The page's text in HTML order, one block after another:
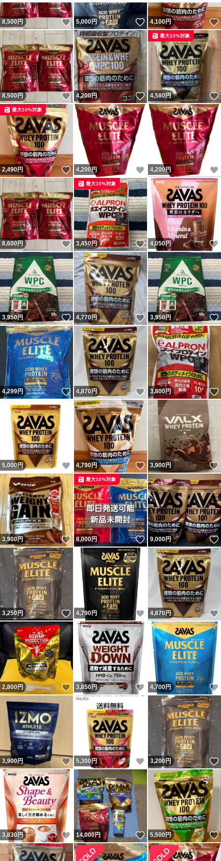
8,500円 いいね！
5,000円 いいね！
4,100円
8,500円 いいね！
4,200円 いいね！
4,580円
最大10%対象
2,490円 いいね！
最大10%対象
4,200円 いいね！
4,200円
8,600円 いいね！
3,450円 いいね！
最大10%対象
4,050円
3,950円 いいね！
4,770円 いいね！
3,950円
4,299円 いいね！
4,870円 いいね！
3,800円
5,000円 いいね！
4,790円 いいね！
3,900円
3,900円 いいね！
8,000円 いいね！
最大10%対象
9,000円
3,250円 いいね！
4,790円 いいね！
4,870円
2,800円 いいね！
3,850円 いいね！
4,700円
3,900円 いいね！
5,300円 いいね！
3,200円
3,830円 いいね！
14,000円 いいね！
5,500円